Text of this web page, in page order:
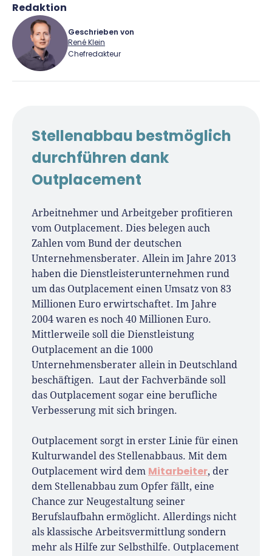
Redaktion
Geschrieben von
René Klein
Chefredakteur
Seit 2010 ist René als Gründer von Für-
Gründer.de Teil der deutschen
Gründerlandschaft. Seine Mission:
Inhalte und echte Insights an die Hand zu
geben. Das tut er als Chefredakteur,
Podcast-Host, Webinar-Moderator und auf
unserem YouTube-Kanal.
Er ist Interviewpartner in anderen Medien
und verfasst Fachbeiträge zu
Gründungsthemen.
Stellenabbau bestmöglich
durchführen dank
Outplacement
Arbeitnehmer und Arbeitgeber profitieren
vom Outplacement. Dies belegen auch
Zahlen vom Bund der deutschen
Unternehmensberater. Allein im Jahre 2013
haben die Dienstleisterunternehmen rund
um das Outplacement einen Umsatz von 83
Millionen Euro erwirtschaftet. Im Jahre
2004 waren es noch 40 Millionen Euro.
Mittlerweile soll die Dienstleistung
Outplacement an die 1000
Unternehmensberater allein in Deutschland
beschäftigen. Laut der Fachverbände soll
das Outplacement sogar eine berufliche
Verbesserung mit sich bringen.
Outplacement sorgt in erster Linie für einen
Kulturwandel des Stellenabbaus. Mit dem
Outplacement wird dem Mitarbeiter, der
dem Stellenabbau zum Opfer fällt, eine
Chance zur Neugestaltung seiner
Berufslaufbahn ermöglicht. Allerdings nicht
als klassische Arbeitsvermittlung sondern
mehr als Hilfe zur Selbsthilfe. Outplacement